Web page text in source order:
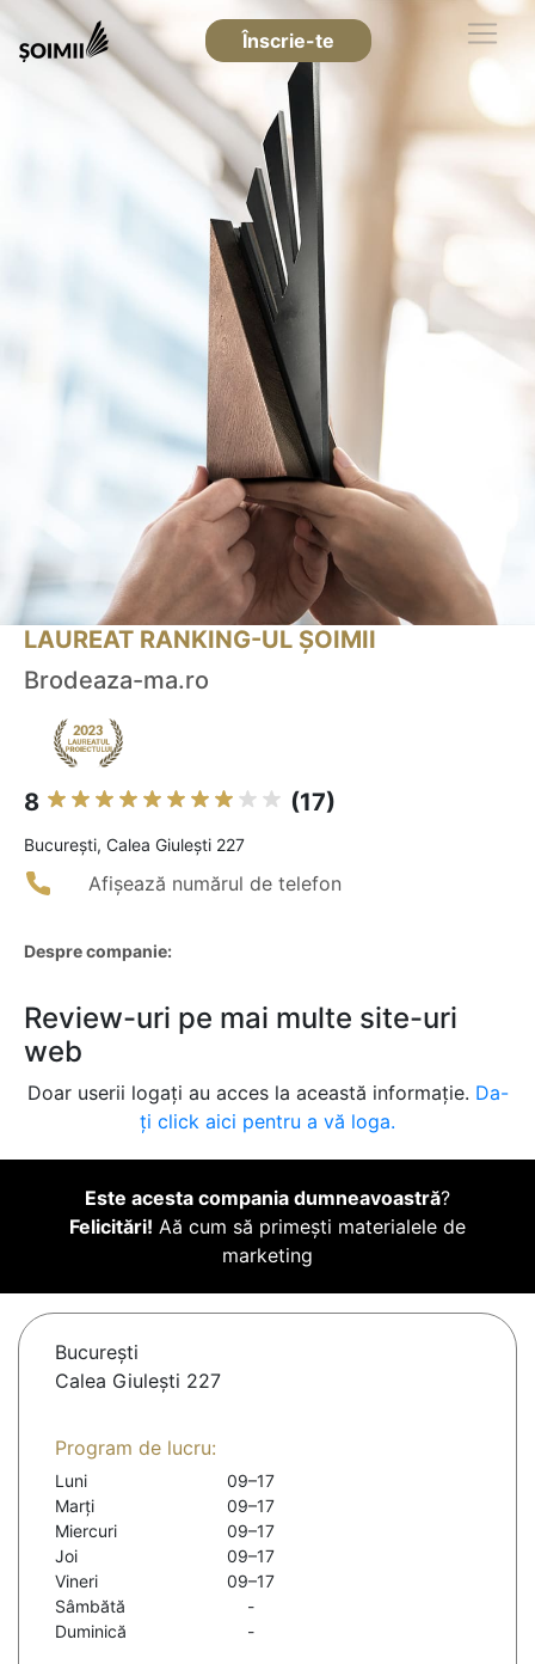
Înscrie-te
LAUREAT RANKING-UL ȘOIMII
Brodeaza-ma.ro
8 (17)
Bucureşti, Calea Giulești 227
Afișează numărul de telefon
Despre companie:
Review-uri pe mai multe site-uri
web
Doar userii logați au acces la această informație. Da-
ți click aici pentru a vă loga.
Este acesta compania dumneavoastră?
Felicitări! Aă cum să primești materialele de
marketing
Bucureşti
Calea Giulești 227
Program de lucru:
Luni
09–17
Marți
09–17
Miercuri
09–17
Joi
09–17
Vineri
09–17
Sâmbătă
-
Duminică
-